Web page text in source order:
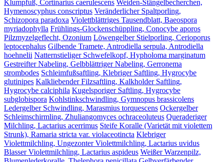
Klumpfuß, Cortinarius caerulescens Weiden-Stängelbecherchen,
Hymenoscyphus conscriptus Veränderlicher Spaltporling,
Schizopora paradoxa Violettblättriges Tausendblatt, Baeospora
myriadophylla Frühlings-Glockenschüppling, Conocybe aporos
Pilzmyzelgeflecht, Ozonium Löwengelber Stielporling, Cerioporus
leptocephalus Gilbende Tramete, Antrodiella serpula, Antrodiella
hoehnelii Natternstieliger Schwefelkopf, Hypholoma marginatum
Gestreifter Nabeling, Gelbblättriger Nabeling, Gerronema
strombodes Schleimfußsaftling, Klebriger Saftling, Hygrocybe
glutinipes Kalkliebender Filzsaftling, Kalkholder Saftling,
Hygrocybe calciphila Kugelsporiger Saftling, Hygrocybe
subglobispora Kohlstinkschwindling, Gymnopus brassicolens
Ledergelber Schwindling, Marasmius torquescens Ockergelber
Schleimschirmling, Zhuliangomyces ochraceoluteus Queraderiger
Milchling, Lactarius acerrimus Steife Koralle (Varietät mit violettem
Strunk), Ramaria stricta var. violaceotincta Klebriger
Violettmilchling, Ungezonter Violettmilchling, Lactarius uvidus
Blasser Violettmilchling, Lactarius aspideus Weißer Warzenpilz,